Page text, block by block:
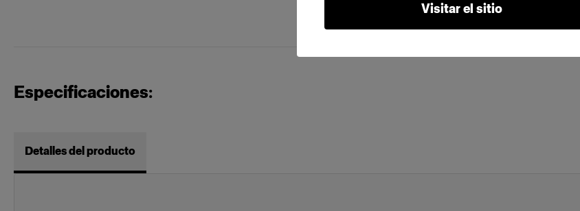
Visitar el sitio
Especificaciones:
Detalles del producto